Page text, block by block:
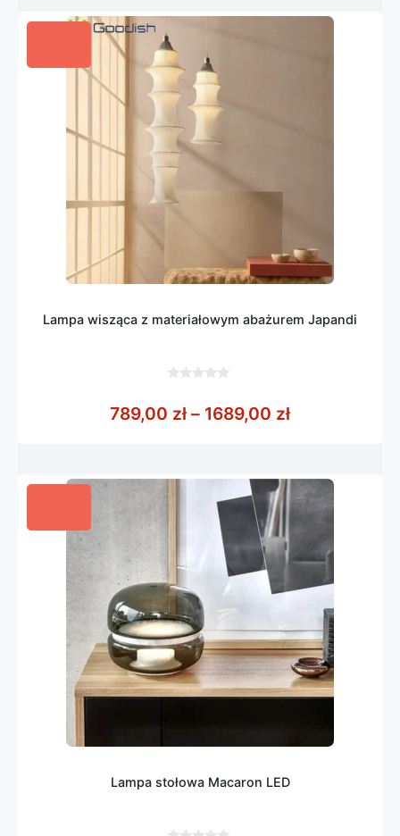
Lampa wisząca z materiałowym abażurem Japandi
5
789,00 zł – 1689,00 złZakres cen:
Lampa stołowa Macaron LED